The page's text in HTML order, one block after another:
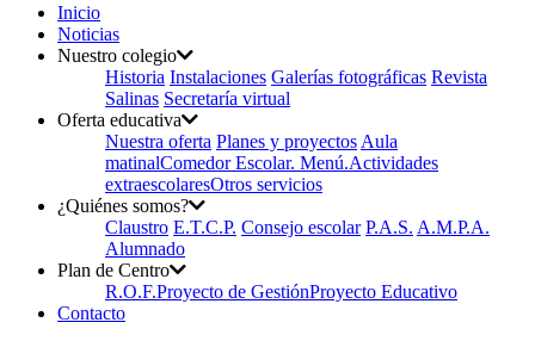
Inicio
Noticias
Nuestro colegio
Historia Instalaciones Galerías fotográficas Revista
Salinas Secretaría virtual
Oferta educativa
Nuestra oferta Planes y proyectos Aula
matinalComedor Escolar. Menú.Actividades
extraescolaresOtros servicios
¿Quiénes somos?
Claustro E.T.C.P. Consejo escolar P.A.S. A.M.P.A.
Alumnado
Plan de Centro
R.O.F.Proyecto de GestiónProyecto Educativo
Contacto